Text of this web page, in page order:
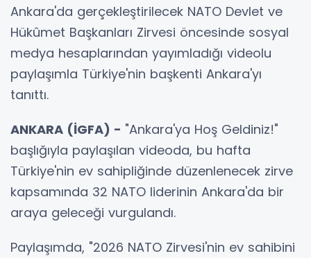
Ankara'da gerçekleştirilecek NATO Devlet ve
Hükûmet Başkanları Zirvesi öncesinde sosyal
medya hesaplarından yayımladığı videolu
paylaşımla Türkiye'nin başkenti Ankara'yı
tanıttı.
ANKARA (İGFA) - "Ankara'ya Hoş Geldiniz!"
başlığıyla paylaşılan videoda, bu hafta
Türkiye'nin ev sahipliğinde düzenlenecek zirve
kapsamında 32 NATO liderinin Ankara'da bir
araya geleceği vurgulandı.
Paylaşımda, "2026 NATO Zirvesi'nin ev sahibini